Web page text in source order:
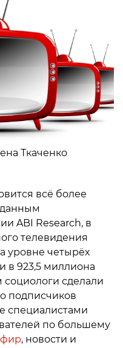
Ткаченко
всё более
данным
ABI Research, в
телевидения
уровне четырёх
в 923,5 миллиона
социологи сделали
подписчиков
специалистами
по большему
, новости и